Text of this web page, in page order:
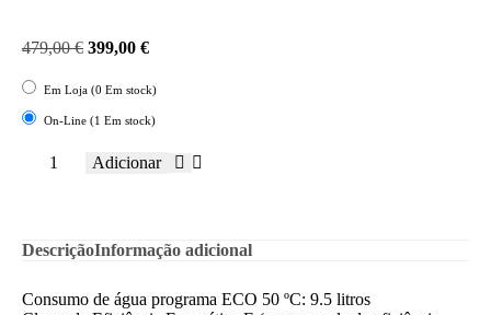
479,00€ 399,00 €
Em Loja (0 Em stock)
On-Line (1 Em stock)
Adicionar
DescriçãoInformação adicional
Consumo de água programa ECO 50 ºC: 9.5 litros